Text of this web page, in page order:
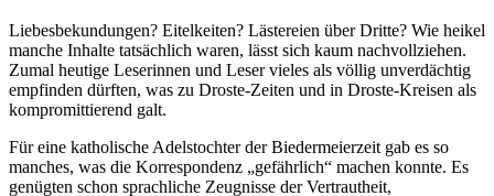
Liebesbekundungen? Eitelkeiten? Lästereien über Dritte? Wie heikel
manche Inhalte tatsächlich waren, lässt sich kaum nachvollziehen.
Zumal heutige Leserinnen und Leser vieles als völlig unverdächtig
empfinden dürften, was zu Droste-Zeiten und in Droste-Kreisen als
kompromittierend galt.
Für eine katholische Adelstochter der Biedermeierzeit gab es so
manches, was die Korrespondenz „gefährlich“ machen konnte. Es
genügten schon sprachliche Zeugnisse der Vertrautheit,